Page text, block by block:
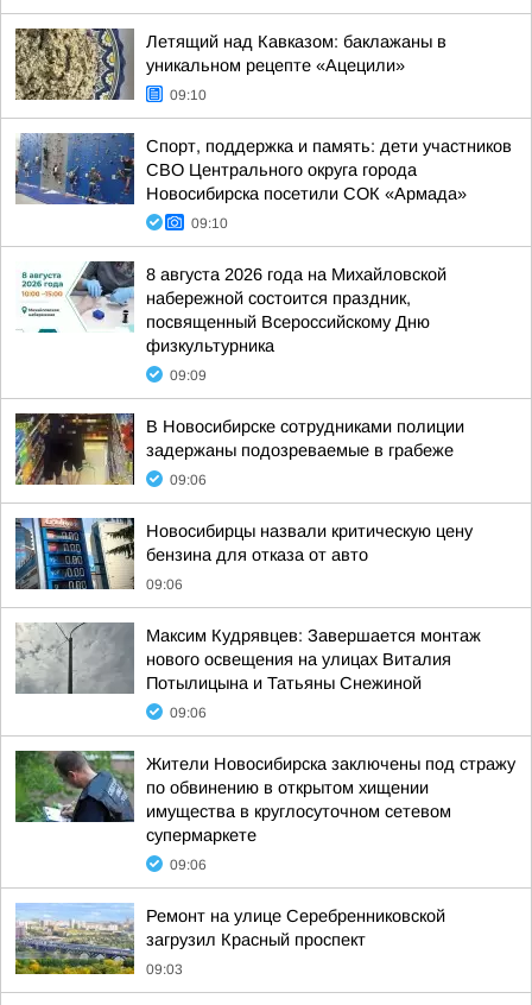
Летящий над Кавказом: баклажаны в
уникальном рецепте «Ацецили»
09:10
Спорт, поддержка и память: дети участников
СВО Центрального округа города
Новосибирска посетили СОК «Армада»
09:10
8 августа 2026 года на Михайловской
набережной состоится праздник,
посвященный Всероссийскому Дню
физкультурника
09:09
В Новосибирске сотрудниками полиции
задержаны подозреваемые в грабеже
09:06
Новосибирцы назвали критическую цену
бензина для отказа от авто
09:06
Максим Кудрявцев: Завершается монтаж
нового освещения на улицах Виталия
Потылицына и Татьяны Снежиной
09:06
Жители Новосибирска заключены под стражу
по обвинению в открытом хищении
имущества в круглосуточном сетевом
супермаркете
09:06
Ремонт на улице Серебренниковской
загрузил Красный проспект
09:03